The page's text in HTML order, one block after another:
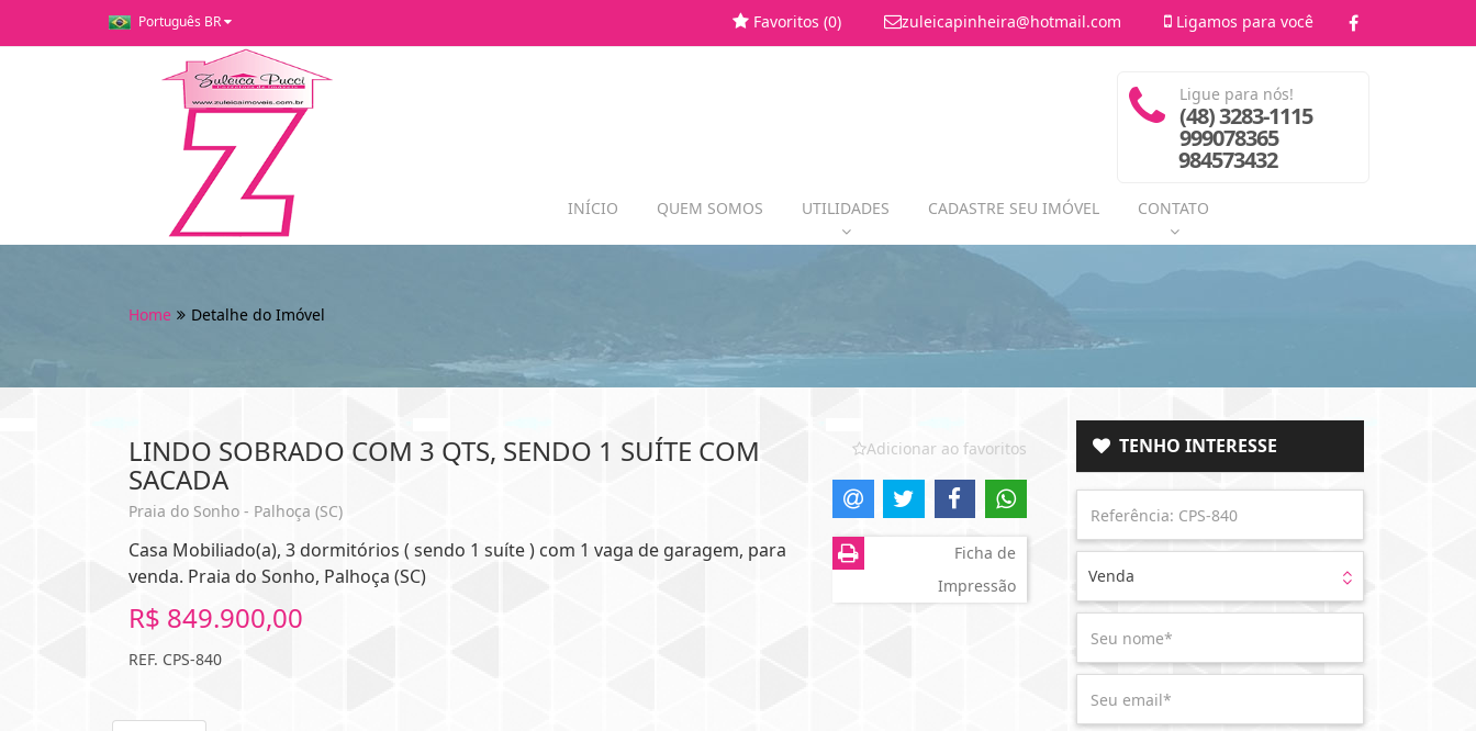
Português BR Ligamos para você
zuleicapinheira@hotmail.com
Favoritos (0)
INÍCIO QUEM SOMOS UTILIDADES CADASTRE SEU IMÓVEL CONTATO
Ligue para nós!
(48) 3283-1115
999078365
984573432
Home Detalhe do Imóvel
LINDO SOBRADO COM 3 QTS, SENDO 1 SUÍTE COM
SACADA
Praia do Sonho - Palhoça (SC)
Casa Mobiliado(a), 3 dormitórios ( sendo 1 suíte ) com 1 vaga de garagem, para
venda. Praia do Sonho, Palhoça (SC)
R$ 849.900,00
REF. CPS-840
Adicionar ao favoritos
Ficha de
Impressão
TENHO INTERESSE
Venda